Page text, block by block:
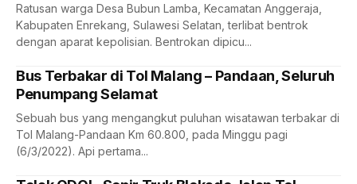
Ratusan warga Desa Bubun Lamba, Kecamatan Anggeraja,
Kabupaten Enrekang, Sulawesi Selatan, terlibat bentrok
dengan aparat kepolisian. Bentrokan dipicu...
Bus Terbakar di Tol Malang – Pandaan, Seluruh
Penumpang Selamat
Sebuah bus yang mengangkut puluhan wisatawan terbakar di
Tol Malang-Pandaan Km 60.800, pada Minggu pagi
(6/3/2022). Api pertama...